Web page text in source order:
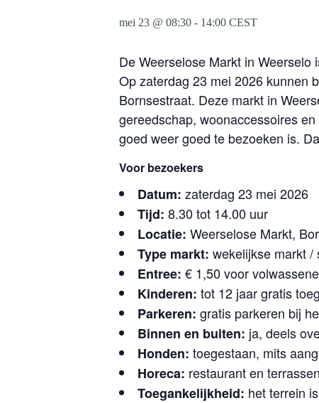
mei 23 @ 08:30 - 14:00 CEST
De Weerselose Markt in
Op zaterdag 23 mei 2026 kunnen
Bornsestraat. Deze markt in
gereedschap, woonaccessoires
goed weer goed te bezoeken is.
Voor bezoekers
Datum: zaterdag 23 mei 2026
Tijd: 8.30 tot 14.00 uur
Locatie: Weerselose Markt,
Type markt: wekelijkse markt /
Entree: € 1,50 voor
Kinderen: tot 12 jaar gratis
Parkeren: gratis parkeren bij
Binnen en buiten: ja, deels
Honden: toegestaan, mits
Horeca: restaurant en
Toegankelijkheid: het terrein